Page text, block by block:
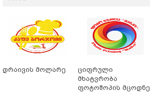
დრაივის მოლარე
ციფრული
მხატვრობა
ფოტოშოპის მცოდნე